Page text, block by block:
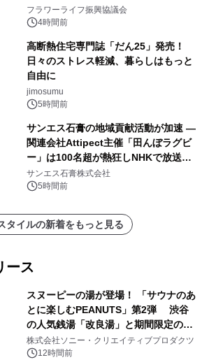
山・射水で開催
フラワーライフ振興協議会
4時間前
高断熱住宅専門誌「だん25」発売！
日々のストレス軽減、暮らしはもっと
自由に
jimosumu
5時間前
サンエス石膏の地域貢献活動が加速 ―
関連会社Attipect主催「田んぼラグビ
ー」は100名超が熱狂しNHKで放送さ
れました。
サンエス石膏株式会社
5時間前
タイルの新着をもっと見る
ース
スヌーピーの湯が登場！ 「サウナのあ
とに楽しむPEANUTS」第2弾 渋谷
の人気銭湯「改良湯」と期間限定のコ
ラボレーション サウナイキタイコラ
ボグッズも発売決定！
株式会社ソニー・クリエイティブプロダクツ
12時間前